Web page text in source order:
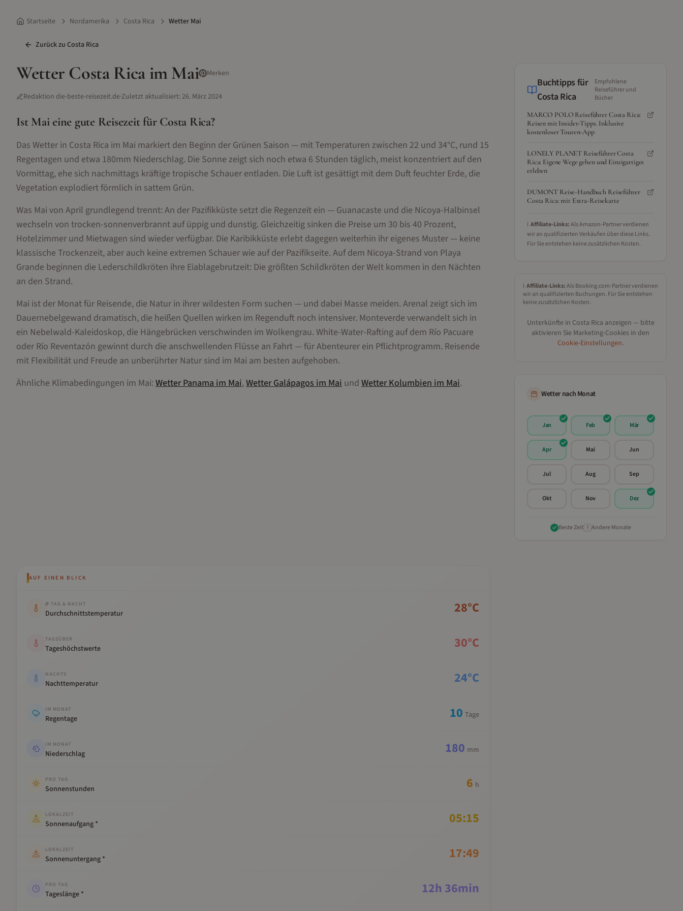
Startseite Nordamerika Costa Rica Wetter Mai
Zurück zu Costa Rica
Wetter Costa Ricaim Mai Merken
Redaktion die-beste-reisezeit.de·Zuletzt aktualisiert:26. März 2024
Ist Maieine gute Reisezeit für Costa Rica?
Das Wetter in Costa Rica im Mai markiert den Beginn der Grünen Saison — mit Temperaturen zwischen 22 und 34°C, rund 15
Regentagen und etwa 180mm Niederschlag. Die Sonne zeigt sich noch etwa 6 Stunden täglich, meist konzentriert auf den
Vormittag, ehe sich nachmittags kräftige tropische Schauer entladen. Die Luft ist gesättigt mit dem Duft feuchter Erde, die
Vegetation explodiert förmlich in sattem Grün.
Was Mai von April grundlegend trennt: An der Pazifikküste setzt die Regenzeit ein — Guanacaste und die Nicoya-Halbinsel
wechseln von trocken-sonnenverbrannt auf üppig und dunstig. Gleichzeitig sinken die Preise um 30 bis 40 Prozent,
Hotelzimmer und Mietwagen sind wieder verfügbar. Die Karibikküste erlebt dagegen weiterhin ihr eigenes Muster — keine
klassische Trockenzeit, aber auch keine extremen Schauer wie auf der Pazifikseite. Auf dem Nicoya-Strand von Playa
Grande beginnen die Lederschildkröten ihre Eiablagebrutzeit: Die größten Schildkröten der Welt kommen in den Nächten
an den Strand.
Mai ist der Monat für Reisende, die Natur in ihrer wildesten Form suchen — und dabei Masse meiden. Arenal zeigt sich im
Dauernebelgewand dramatisch, die heißen Quellen wirken im Regenduft noch intensiver. Monteverde verwandelt sich in
ein Nebelwald-Kaleidoskop, die Hängebrücken verschwinden im Wolkengrau. White-Water-Rafting auf dem Río Pacuare
oder Río Reventazón gewinnt durch die anschwellenden Flüsse an Fahrt — für Abenteurer ein Pflichtprogramm. Reisende
mit Flexibilität und Freude an unberührter Natur sind im Mai am besten aufgehoben.
Ähnliche Klimabedingungen im Mai: WetterPanamaimMai,WetterGalápagosimMai und WetterKolumbienimMai.
AUF EINEN BLICK
Ø TAG & NACHT
Durchschnittstemperatur 28°C
TAGSÜBER
Tageshöchstwerte 30°C
NACHTS
Nachttemperatur 24°C
IM MONAT
Regentage 10 Tage
IM MONAT
Niederschlag 180 mm
PRO TAG
Sonnenstunden 6 h
LOKALZEIT
Sonnenaufgang * 05:15
LOKALZEIT
Sonnenuntergang * 17:49
PRO TAG
Tageslänge * 12h 36min
Buchtipps für
Costa Rica
Empfohlene
Reiseführer und
Bücher
MARCO POLO Reiseführer Costa Rica:
Reisen mit Insider-Tipps. Inklusive
kostenloser Touren-App
LONELY PLANET Reiseführer Costa
Rica: Eigene Wege gehen und Einzigartiges
erleben
DUMONT Reise-Handbuch Reiseführer
Costa Rica: mit Extra-Reisekarte
ℹ️ Affiliate-Links:Als Amazon-Partner verdienen
wir an qualifizierten Verkäufen über diese Links.
Für Sie entstehen keine zusätzlichen Kosten.
ℹ️ Affiliate-Links:Als Booking.com-Partner verdienen
wir an qualifizierten Buchungen. Für Sie entstehen
keine zusätzlichen Kosten.
Unterkünfte in Costa Rica anzeigen — bitte
aktivieren Sie Marketing-Cookies in den
Cookie-Einstellungen.
Wetter nach Monat
Jan Feb Mär
Apr Mai Jun
Jul Aug Sep
Okt Nov Dez
Beste Zeit ? Andere Monate